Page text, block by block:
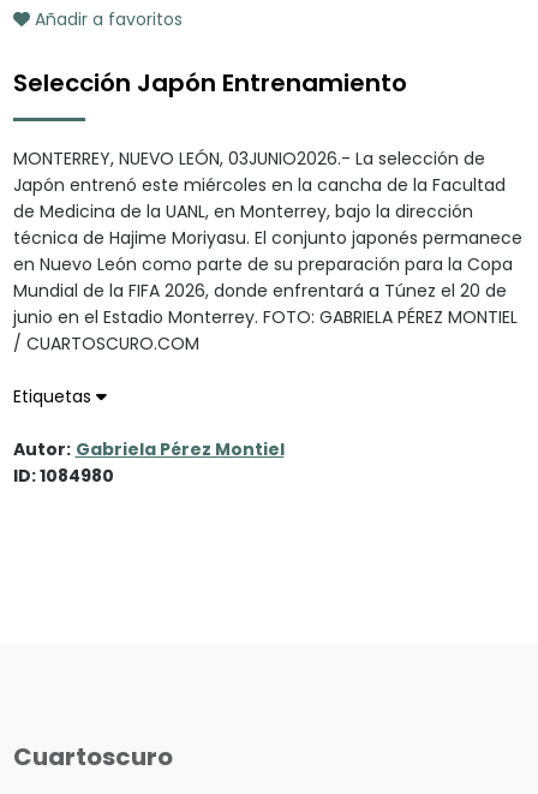
Añadir a favoritos
Selección Japón Entrenamiento
MONTERREY, NUEVO LEÓN, 03JUNIO2026.- La selección de
Japón entrenó este miércoles en la cancha de la Facultad
de Medicina de la UANL, en Monterrey, bajo la dirección
técnica de Hajime Moriyasu. El conjunto japonés permanece
en Nuevo León como parte de su preparación para la Copa
Mundial de la FIFA 2026, donde enfrentará a Túnez el 20 de
junio en el Estadio Monterrey. FOTO: GABRIELA PÉREZ MONTIEL
/ CUARTOSCURO.COM
Etiquetas
Autor: Gabriela Pérez Montiel
ID: 1084980
Cuartoscuro